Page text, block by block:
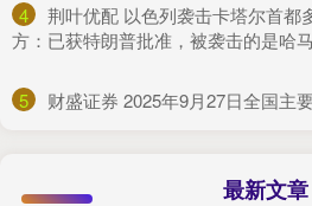
4
荆叶优配 以色列袭击卡塔尔首都
方：已获特朗普批准，被袭击的是哈
5 财盛证券 2025年9月27日全国主
最新文章